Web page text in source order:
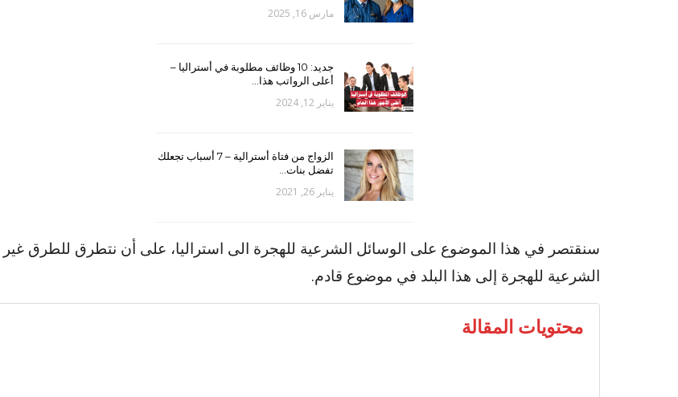
مارس 16, 2025
جديد: 10 وظائف مطلوبة في أستراليا –
أعلى الرواتب هذا…
يناير 12, 2024
الزواج من فتاة أسترالية – 7 أسباب تجعلك
تفضل بنات…
يناير 26, 2021
سنقتصر في هذا الموضوع على الوسائل الشرعية للهجرة الى استراليا، على أن نتطرق للطرق غير
الشرعية للهجرة إلى هذا البلد في موضوع قادم.
محتويات المقالة